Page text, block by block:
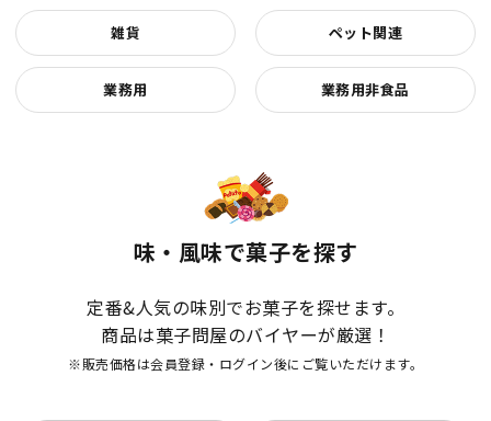
雑貨 ペット関連
業務用 業務用非食品
味・風味で菓子を探す
定番&人気の味別でお菓子を探せます。
商品は菓子問屋のバイヤーが厳選！
※販売価格は会員登録・ログイン後にご覧いただけます。